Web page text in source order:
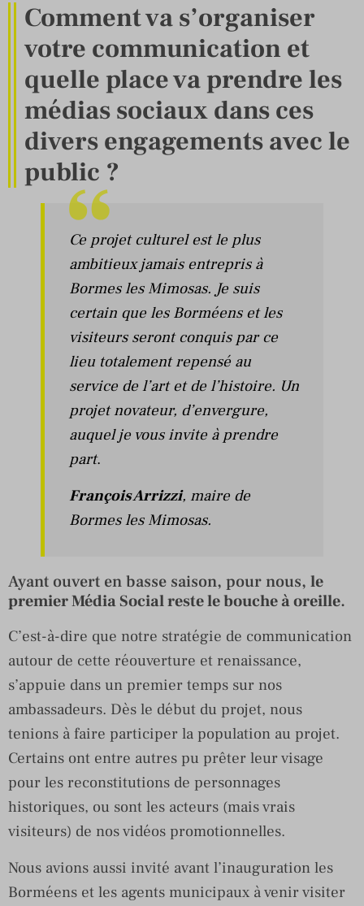
Comment va s’organiser
votre communication et
quelle place va prendre les
médias sociaux dans ces
divers engagements avec le
public ?
Ce projet culturel est le plus
ambitieux jamais entrepris à
Bormes les Mimosas. Je suis
certain que les Borméens et les
visiteurs seront conquis par ce
lieu totalement repensé au
service de l’art et de l’histoire. Un
projet novateur, d’envergure,
auquel je vous invite à prendre
part.
François Arrizzi, maire de
Bormes les Mimosas.
Ayant ouvert en basse saison, pour nous, le
premier Média Social reste le bouche à oreille.
C’est-à-dire que notre stratégie de communication
autour de cette réouverture et renaissance,
s’appuie dans un premier temps sur nos
ambassadeurs. Dès le début du projet, nous
tenions à faire participer la population au projet.
Certains ont entre autres pu prêter leur visage
pour les reconstitutions de personnages
historiques, ou sont les acteurs (mais vrais
visiteurs) de nos vidéos promotionnelles.
Nous avions aussi invité avant l’inauguration les
Borméens et les agents municipaux à venir visiter